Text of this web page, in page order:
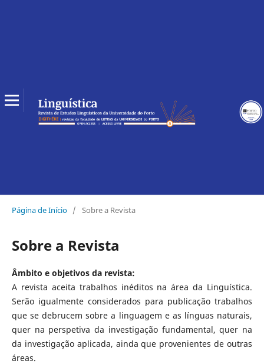
Página de Início / Sobre a Revista
Sobre a Revista
Âmbito e objetivos da revista:
A revista aceita trabalhos inéditos na área da Linguística.
Serão igualmente considerados para publicação trabalhos
que se debrucem sobre a linguagem e as línguas naturais,
quer na perspetiva da investigação fundamental, quer na
da investigação aplicada, ainda que provenientes de outras
áreas.